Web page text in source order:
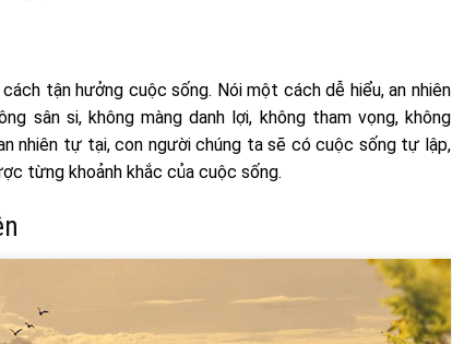
tận hưởng cuộc sống. Nói một cách dễ hiểu, an nhiên
sân si, không màng danh lợi, không tham vọng, không
nhiên tự tại, con người chúng ta sẽ có cuộc sống tự lập,
từng khoảnh khắc của cuộc sống.